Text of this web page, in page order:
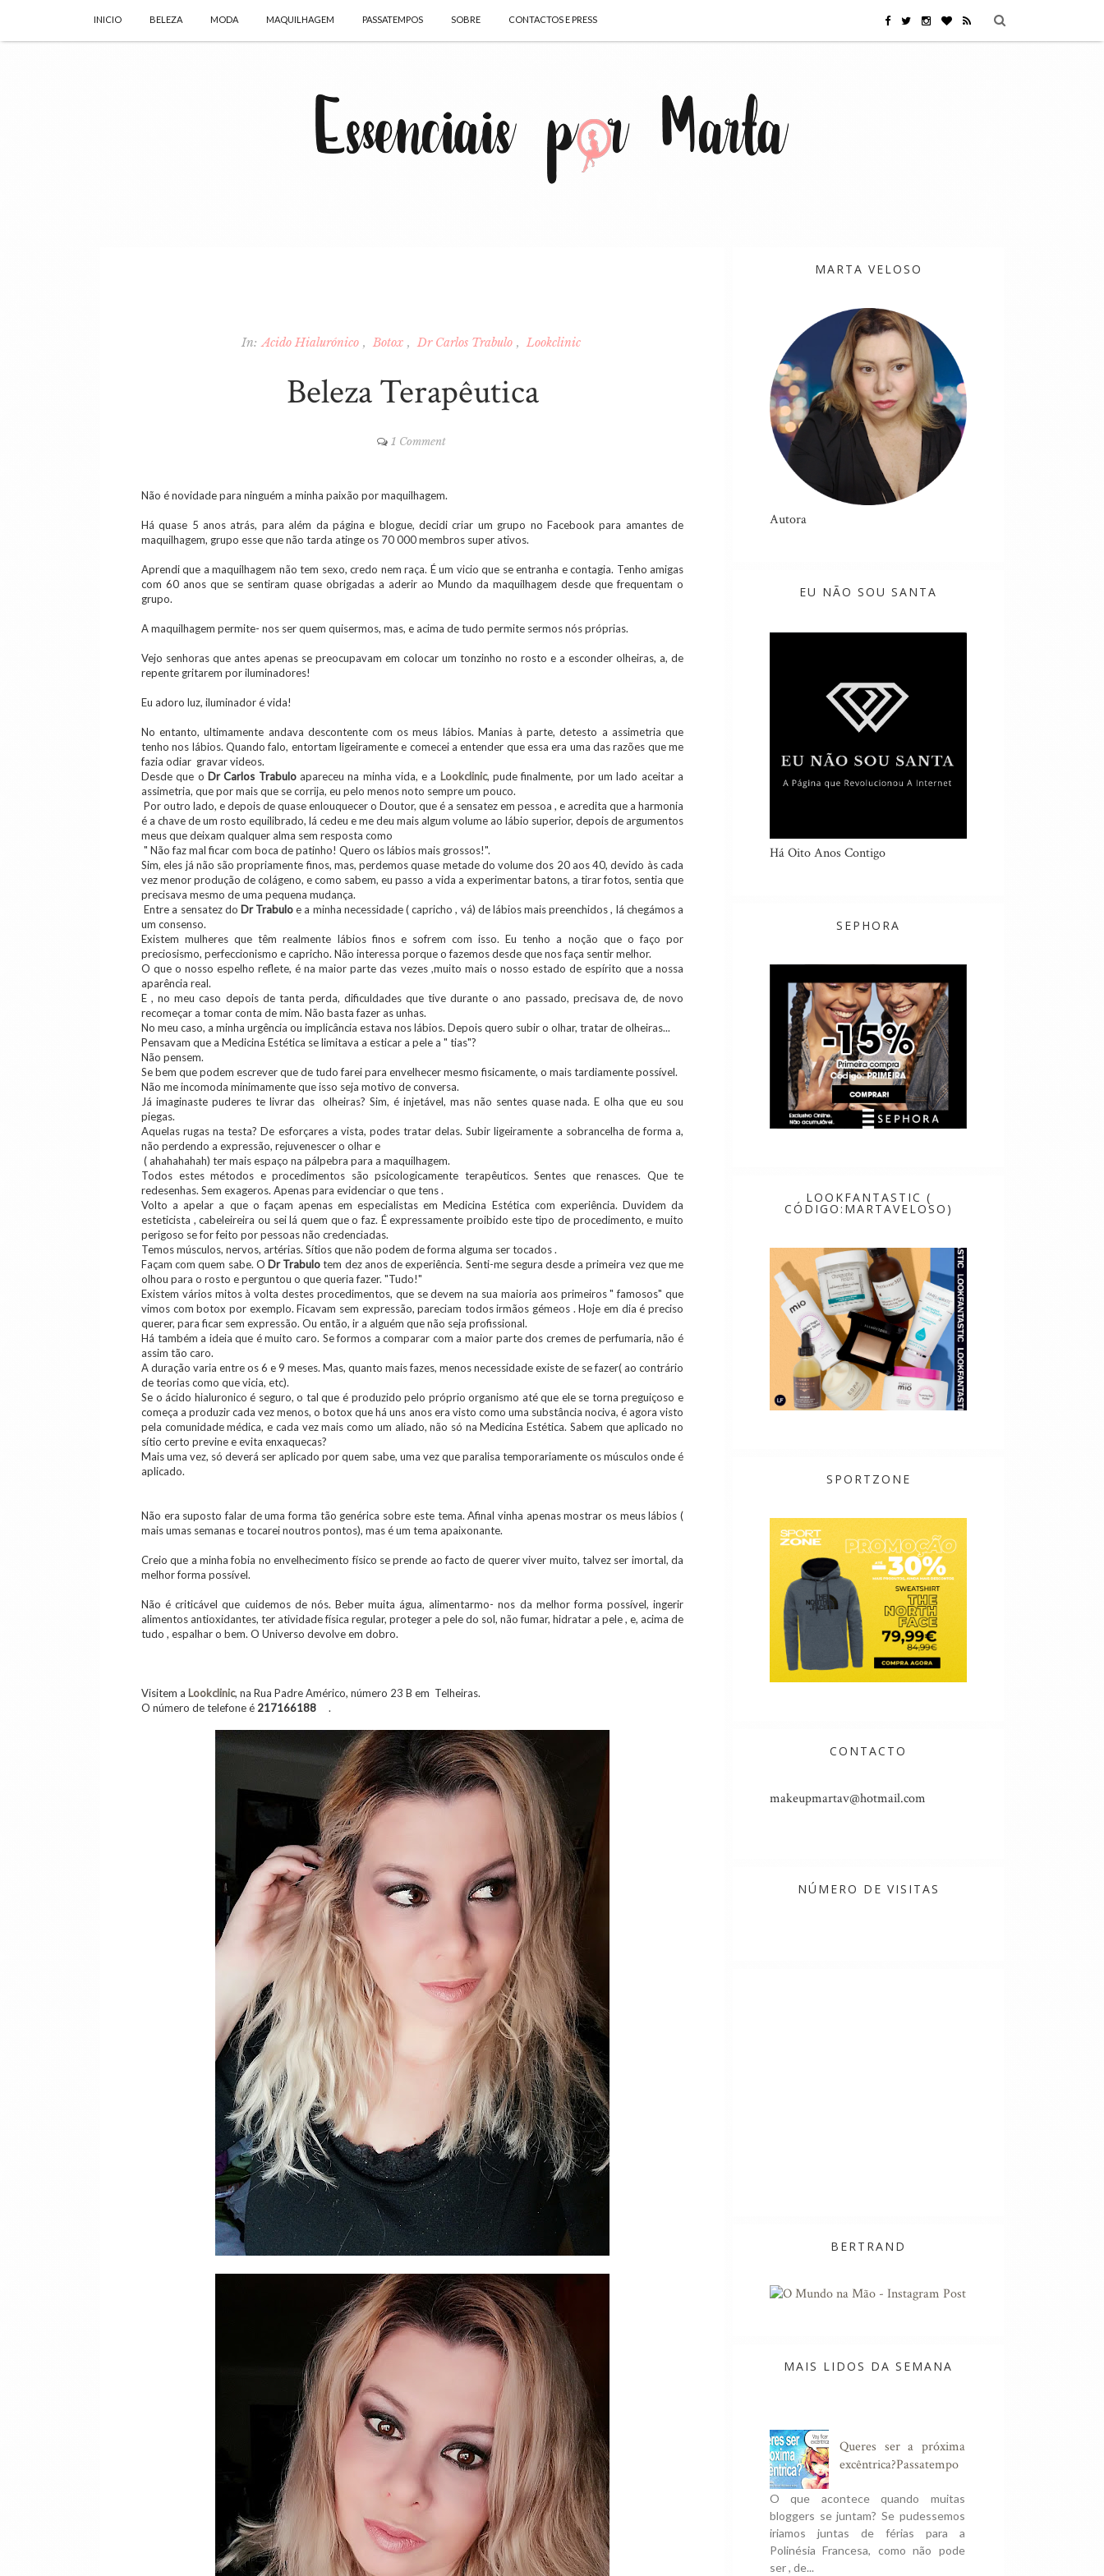
INICIO BELEZA MODA MAQUILHAGEM PASSATEMPOS SOBRE CONTACTOS E PRESS
In: Acido Hialurónico Botox Dr Carlos Trabulo Lookclinic
Beleza Terapêutica
1 Comment
Não é novidade para ninguém a minha paixão por maquilhagem.
Há quase 5 anos atrás, para além da página e blogue, decidi criar um grupo no Facebook para amantes de
maquilhagem, grupo esse que não tarda atinge os 70 000 membros super ativos.
Aprendi que a maquilhagem não tem sexo, credo nem raça. É um vicio que se entranha e contagia. Tenho amigas
com 60 anos que se sentiram quase obrigadas a aderir ao Mundo da maquilhagem desde que frequentam o
grupo.
A maquilhagem permite- nos ser quem quisermos, mas, e acima de tudo permite sermos nós próprias.
Vejo senhoras que antes apenas se preocupavam em colocar um tonzinho no rosto e a esconder olheiras, a, de
repente gritarem por iluminadores!
Eu adoro luz, iluminador é vida!
No entanto, ultimamente andava descontente com os meus lábios. Manias à parte, detesto a assimetria que
tenho nos lábios. Quando falo, entortam ligeiramente e comecei a entender que essa era uma das razões que me
fazia odiar gravar videos.
Desde que o Dr Carlos Trabuloapareceu na minha vida, e a Lookclinic, pude finalmente, por um lado aceitar a
assimetria, que por mais que se corrija, eu pelo menos noto sempre um pouco.
Por outro lado, e depois de quase enlouquecer o Doutor, que é a sensatez em pessoa , e acredita que a harmonia
é a chave de um rosto equilibrado, lá cedeu e me deu mais algum volume ao lábio superior, depois de argumentos
meus que deixam qualquer alma sem resposta como
" Não faz mal ficar com boca de patinho! Quero os lábios mais grossos!".
Sim, eles já não são propriamente finos, mas, perdemos quase metade do volume dos 20 aos 40, devido às cada
vez menor produção de colágeno, e como sabem, eu passo a vida a experimentar batons, a tirar fotos, sentia que
precisava mesmo de uma pequena mudança.
Entre a sensatez do Dr Trabuloe a minha necessidade ( capricho , vá) de lábios mais preenchidos , lá chegámos a
um consenso.
Existem mulheres que têm realmente lábios finos e sofrem com isso. Eu tenho a noção que o faço por
preciosismo, perfeccionismo e capricho. Não interessa porque o fazemos desde que nos faça sentir melhor.
O que o nosso espelho reflete, é na maior parte das vezes ,muito mais o nosso estado de espírito que a nossa
aparência real.
E , no meu caso depois de tanta perda, dificuldades que tive durante o ano passado, precisava de, de novo
recomeçar a tomar conta de mim. Não basta fazer as unhas.
No meu caso, a minha urgência ou implicância estava nos lábios. Depois quero subir o olhar, tratar de olheiras...
Pensavam que a Medicina Estética se limitava a esticar a pele a " tias"?
Não pensem.
Se bem que podem escrever que de tudo farei para envelhecer mesmo fisicamente, o mais tardiamente possível.
Não me incomoda minimamente que isso seja motivo de conversa.
Já imaginaste puderes te livrar das olheiras? Sim, é injetável, mas não sentes quase nada. E olha que eu sou
piegas.
Aquelas rugas na testa? De esforçares a vista, podes tratar delas. Subir ligeiramente a sobrancelha de forma a,
não perdendo a expressão, rejuvenescer o olhar e
( ahahahahah) ter mais espaço na pálpebra para a maquilhagem.
Todos estes métodos e procedimentos são psicologicamente terapêuticos. Sentes que renasces. Que te
redesenhas. Sem exageros. Apenas para evidenciar o que tens .
Volto a apelar a que o façam apenas em especialistas em Medicina Estética com experiência. Duvidem da
esteticista , cabeleireira ou sei lá quem que o faz. É expressamente proibido este tipo de procedimento, e muito
perigoso se for feito por pessoas não credenciadas.
Temos músculos, nervos, artérias. Sítios que não podem de forma alguma ser tocados .
Façam com quem sabe. O Dr Trabulotem dez anos de experiência. Senti-me segura desde a primeira vez que me
olhou para o rosto e perguntou o que queria fazer. "Tudo!"
Existem vários mitos à volta destes procedimentos, que se devem na sua maioria aos primeiros " famosos" que
vimos com botox por exemplo. Ficavam sem expressão, pareciam todos irmãos gémeos . Hoje em dia é preciso
querer, para ficar sem expressão. Ou então, ir a alguém que não seja profissional.
Há também a ideia que é muito caro. Se formos a comparar com a maior parte dos cremes de perfumaria, não é
assim tão caro.
A duração varia entre os 6 e 9 meses. Mas, quanto mais fazes, menos necessidade existe de se fazer( ao contrário
de teorias como que vicia, etc).
Se o ácido hialuronico é seguro, o tal que é produzido pelo próprio organismo até que ele se torna preguiçoso e
começa a produzir cada vez menos, o botox que há uns anos era visto como uma substância nociva, é agora visto
pela comunidade médica, e cada vez mais como um aliado, não só na Medicina Estética. Sabem que aplicado no
sítio certo previne e evita enxaquecas?
Mais uma vez, só deverá ser aplicado por quem sabe, uma vez que paralisa temporariamente os músculos onde é
aplicado.
Não era suposto falar de uma forma tão genérica sobre este tema. Afinal vinha apenas mostrar os meus lábios (
mais umas semanas e tocarei noutros pontos), mas é um tema apaixonante.
Creio que a minha fobia no envelhecimento físico se prende ao facto de querer viver muito, talvez ser imortal, da
melhor forma possível.
Não é criticável que cuidemos de nós. Beber muita água, alimentarmo- nos da melhor forma possível, ingerir
alimentos antioxidantes, ter atividade física regular, proteger a pele do sol, não fumar, hidratar a pele , e, acima de
tudo , espalhar o bem. O Universo devolve em dobro.
Visitem a Lookclinic, na Rua Padre Américo, número 23 B em Telheiras.
O número de telefone é 217166188 .
MARTA VELOSO
Autora
EU NÃO SOU SANTA
Há Oito Anos Contigo
SEPHORA
LOOKFANTASTIC (
CÓDIGO:MARTAVELOSO)
SPORTZONE
CONTACTO
makeupmartav@hotmail.com
NÚMERO DE VISITAS
BERTRAND
MAIS LIDOS DA SEMANA
Queres ser a próxima
excêntrica?Passatempo
O que acontece quando muitas
bloggers se juntam? Se pudessemos
iriamos juntas de férias para a
Polinésia Francesa, como não pode
ser , de...